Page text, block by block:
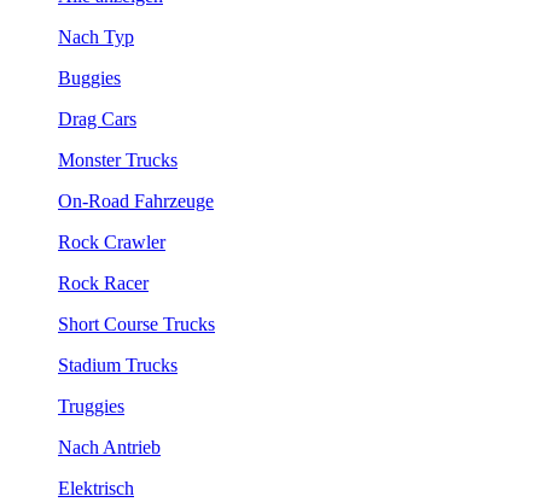
Nach Typ
Buggies
Drag Cars
Monster Trucks
On-Road Fahrzeuge
Rock Crawler
Rock Racer
Short Course Trucks
Stadium Trucks
Truggies
Nach Antrieb
Elektrisch